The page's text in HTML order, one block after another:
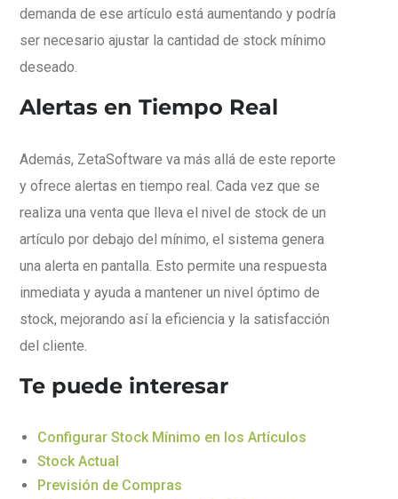
demanda de ese artículo está aumentando y podría
ser necesario ajustar la cantidad de stock mínimo
deseado.
Alertas en Tiempo Real
Además, ZetaSoftware va más allá de este reporte
y ofrece alertas en tiempo real. Cada vez que se
realiza una venta que lleva el nivel de stock de un
artículo por debajo del mínimo, el sistema genera
una alerta en pantalla. Esto permite una respuesta
inmediata y ayuda a mantener un nivel óptimo de
stock, mejorando así la eficiencia y la satisfacción
del cliente.
Te puede interesar
Configurar Stock Mínimo en los Artículos
Stock Actual
Previsión de Compras